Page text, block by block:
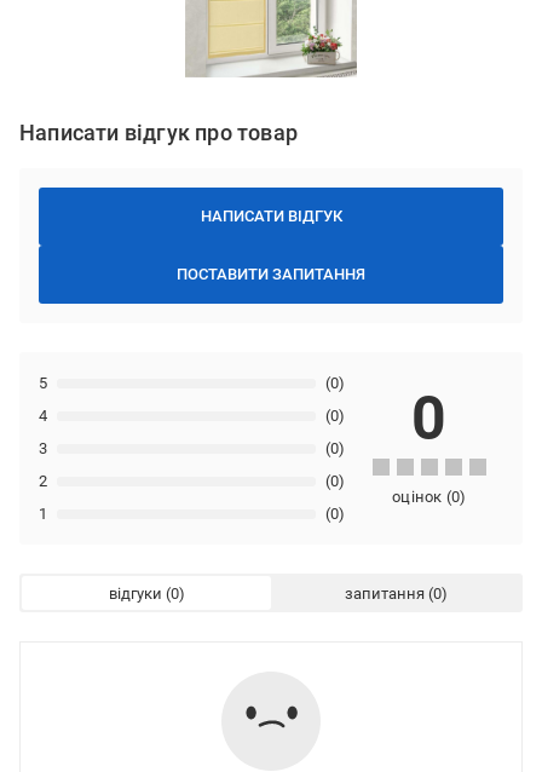
Написати відгук про товар
НАПИСАТИ ВІДГУК
ПОСТАВИТИ ЗАПИТАННЯ
1 (0)
2 (0)
3 (0)
4 (0)
5 (0)
0
оцінок (0)
відгуки запитання